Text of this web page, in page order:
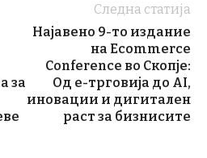
за
Следна статија
Најавено 9-то издание
на Ecommerce
Conference во Скопје:
Од е-трговија до AI,
иновации и дигитален
раст за бизнисите